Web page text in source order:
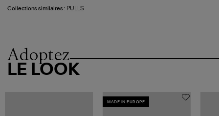
Collections similaires : PULLS
Adoptez
LE LOOK
MADE IN EUROPE